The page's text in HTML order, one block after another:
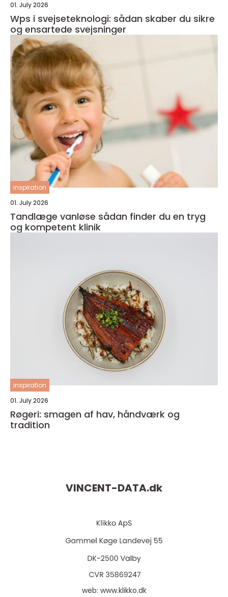
01. July 2026
Wps i svejseteknologi: sådan skaber du sikre
og ensartede svejsninger
inspiration
01. July 2026
Tandlæge vanløse sådan finder du en tryg
og kompetent klinik
inspiration
01. July 2026
Røgeri: smagen af hav, håndværk og
tradition
VINCENT-DATA.dk
web: www.klikko.dk